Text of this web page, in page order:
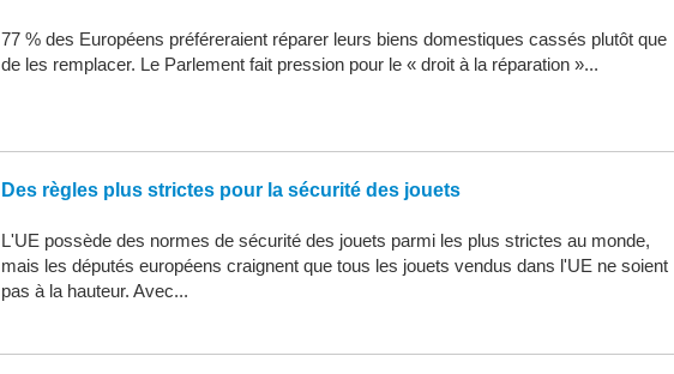
77 % des Européens préféreraient réparer leurs biens domestiques cassés plutôt que
de les remplacer. Le Parlement fait pression pour le « droit à la réparation »...
Des règles plus strictes pour la sécurité des jouets
L'UE possède des normes de sécurité des jouets parmi les plus strictes au monde,
mais les députés européens craignent que tous les jouets vendus dans l'UE ne soient
pas à la hauteur. Avec...